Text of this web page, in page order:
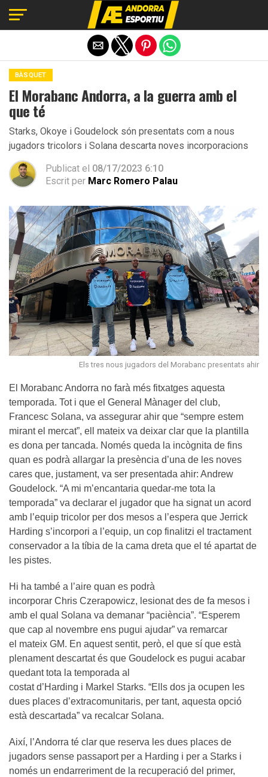
BÀSQUET
El Morabanc Andorra, a la guerra amb el
que té
Starks, Okoye i Goudelock són presentats com a nous
jugadors tricolors i Solana descarta noves incorporacions
Publicat el 08/17/2023 6:10
Escrit per Marc Romero Palau
Els tres nous jugadors del Morabanc presentats ahir
El Morabanc Andorra no farà més fitxatges aquesta
temporada. Tot i que el General Mànager del club,
Francesc Solana, va assegurar ahir que “sempre estem
mirant el mercat”, ell mateix va deixar clar que la plantilla
es dona per tancada. Només queda la incògnita de fins
quan es podrà allargar la presència d’una de les noves
cares que, justament, va ser presentada ahir: Andrew
Goudelock. “A mi m’encantaria quedar-me tota la
temporada” va declarar el jugador que ha signat un acord
amb l’equip tricolor per dos mesos a l’espera que Jerrick
Harding s’incorpori a l’equip, un cop finalitzi el tractament
conservador a la tíbia de la cama dreta que el té apartat de
les pistes.
Hi ha també a l’aire quan es podrà
incorporar Chris Czerapowicz, lesionat des de fa mesos i
amb el qual Solana va demanar “paciència”. “Esperem
que cap al novembre ens pugui ajudar” va remarcar
el mateix GM. En aquest sentit, però, el que sí que està
plenament descartat és que Goudelock es pugui acabar
quedant tota la temporada al
costat d’Harding i Markel Starks. “Ells dos ja ocupen les
dues places d’extracomunitaris, per tant, aquesta opció
està descartada” va recalcar Solana.
Així, l’Andorra té clar que reserva les dues places de
jugadors sense passaport per a Harding i per a Starks i
només un endarreriment de la recuperació del primer,
Exit mobile version